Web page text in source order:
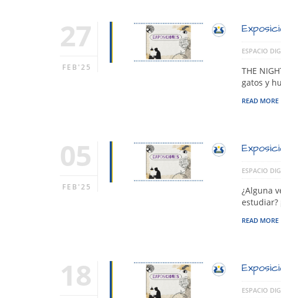
27
FEB'25
ESPACIO
THE
gatos y
READ MORE
05
FEB'25
ESPACIO
¿Alguna
estudiar?
READ MORE
18 ESPACIO